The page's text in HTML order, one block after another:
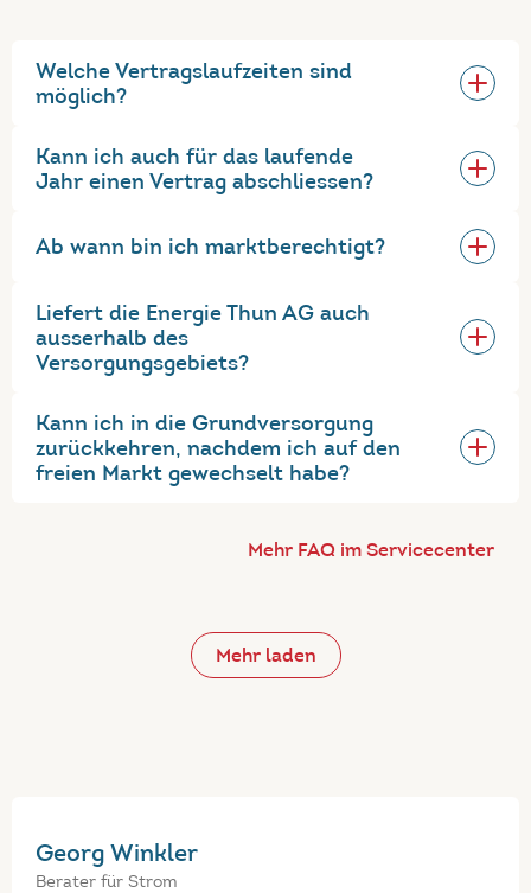
Welche Vertragslaufzeiten sind
möglich?
Kann ich auch für das laufende
Jahr einen Vertrag abschliessen?
Ab wann bin ich marktberechtigt?
Liefert die Energie Thun AG auch
ausserhalb des
Versorgungsgebiets?
Kann ich in die Grundversorgung
zurückkehren, nachdem ich auf den
freien Markt gewechselt habe?
Mehr FAQ im Servicecenter
Mehr laden
Georg Winkler
Berater für Strom